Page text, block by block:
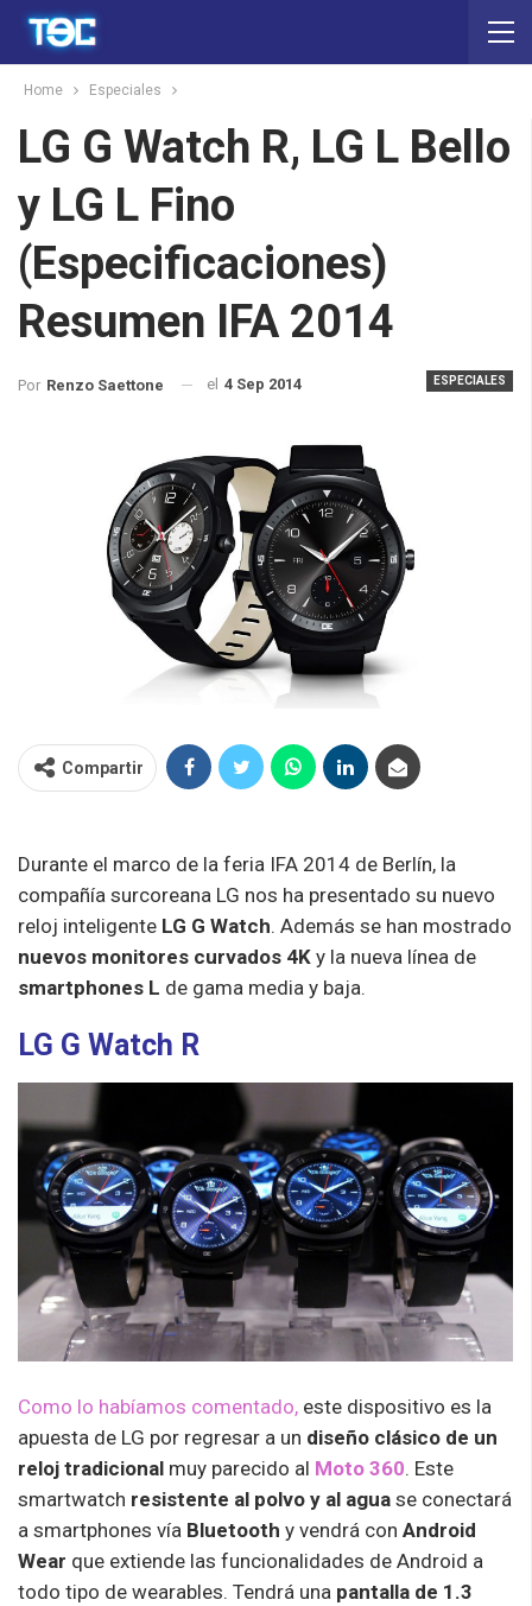
Home Especiales
LG G Watch R, LG L Bello
y LG L Fino
(Especificaciones)
Resumen IFA 2014
ESPECIALES
Por Renzo Saettone el 4 Sep 2014
Compartir
Durante el marco de la feria IFA 2014 de Berlín, la
compañía surcoreana LG nos ha presentado su nuevo
reloj inteligente LG G Watch. Además se han mostrado
nuevos monitores curvados 4K y la nueva línea de
smartphones L de gama media y baja.
LG G Watch R
Como lo habíamos comentado, este dispositivo es la
apuesta de LG por regresar a un diseño clásico de un
reloj tradicional muy parecido al Moto 360. Este
smartwatch resistente al polvo y al agua se conectará
a smartphones vía Bluetooth y vendrá con Android
Wear que extiende las funcionalidades de Android a
todo tipo de wearables. Tendrá una pantalla de 1.3